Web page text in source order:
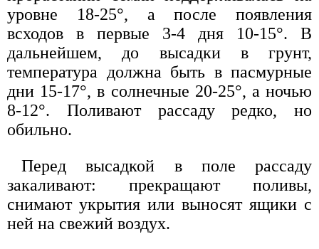
уровне 18-25°, а после появления
всходов в первые 3-4 дня 10-15°. В
дальнейшем, до высадки в грунт,
температура должна быть в пасмурные
дни 15-17°, в солнечные 20-25°, а ночью
8-12°. Поливают рассаду редко, но
обильно.
Перед высадкой в поле рассаду
закаливают: прекращают поливы,
снимают укрытия или выносят ящики с
ней на свежий воздух.